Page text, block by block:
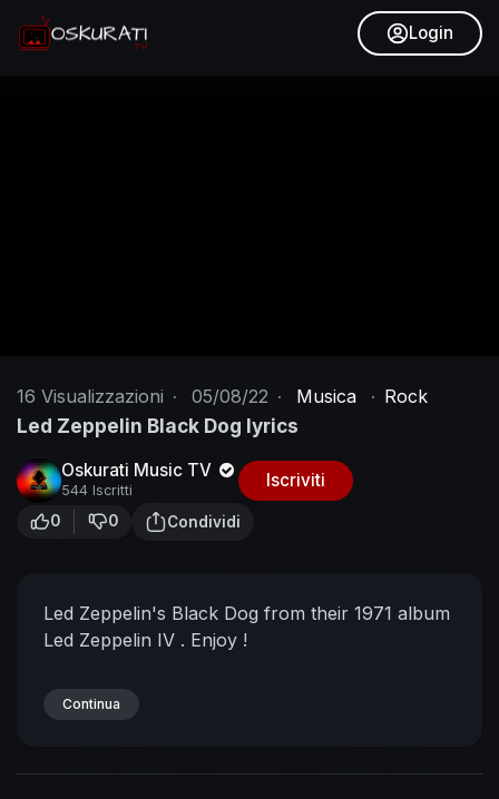
Login
16 Visualizzazioni · 05/08/22 · Musica · Rock
Led Zeppelin Black Dog lyrics
Oskurati Music TV
544 Iscritti Iscriviti
0 0 Condividi
Led Zeppelin's Black Dog from their 1971 album
Led Zeppelin IV . Enjoy !
Continua